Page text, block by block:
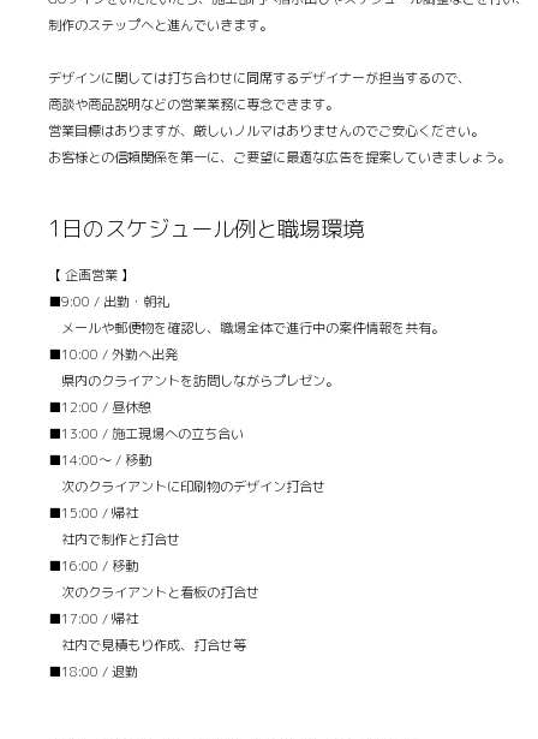
制作のステップへと進んでいきます。
デザインに関しては打ち合わせに同席するデザイナーが担当するので、
商談や商品説明などの営業業務に専念できます。
営業目標はありますが、厳しいノルマはありませんのでご安心ください。
お客様との信頼関係を第一に、ご要望に最適な広告を提案していきましょう。
1日のスケジュール例と職場環境
【 企画営業 】
■9:00 / 出勤・朝礼
メールや郵便物を確認し、職場全体で進行中の案件情報を共有。
■10:00 / 外勤へ出発
県内のクライアントを訪問しながらプレゼン。
■12:00 / 昼休憩
■13:00 / 施工現場への立ち合い
■14:00～ / 移動
次のクライアントに印刷物のデザイン打合せ
■15:00 / 帰社
社内で制作と打合せ
■16:00 / 移動
次のクライアントと看板の打合せ
■17:00 / 帰社
社内で見積もり作成、打合せ等
■18:00 / 退勤